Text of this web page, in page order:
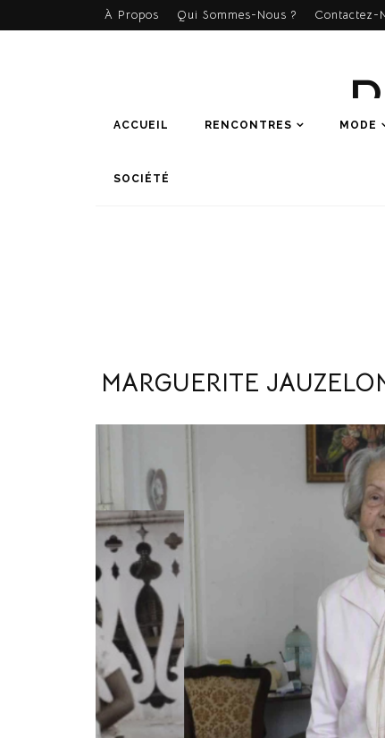
À Propos Qui Sommes-Nous ? Contactez-
ACCUEIL RENCONTRES MODE
SOCIÉTÉ
MARGUERITE